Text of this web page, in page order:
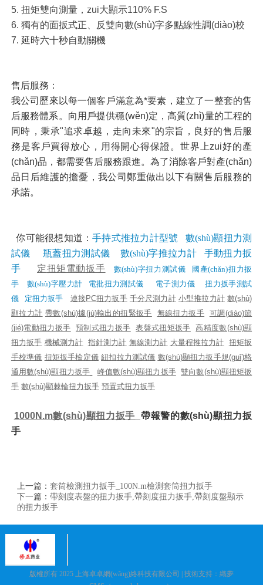
5. 扭矩雙向測量，zui大顯示110% F.S
6. 獨有的面扳式正、反雙向數(shù)字多點線性調(diào)校
7. 延時六十秒自動關機
售后服務：
我公司歷來以每一個客戶滿意為*要素，建立了一整套的售
后服務體系。向用戶提供穩(wěn)定，高質(zhì)量的工程的
同時，秉承"追求卓越，走向未來"的宗旨，良好的售后服
務是客戶買得放心，用得開心得保證。世界上zui好的產
(chǎn)品，都需要售后服務跟進。為了消除客戶對產(chǎn)
品日后維護的擔憂，我公司鄭重做出以下有關售后服務的
承諾。
你可能很想知道：手持式推拉力計型號
數(shù)顯扭力測
試儀
瓶蓋扭力測試儀 數(shù)字推拉力計
手動扭力扳
手
定扭矩電動扳手 數(shù)字扭力測試儀
國產(chǎn)扭力扳
手
數(shù)字壓力計 電批扭力測試儀 電子測力儀
扭力扳手測試
儀
定扭力扳手 連接PC扭力扳手 千分尺測力計 小型推拉力計 數(shù)
顯拉力計 帶數(shù)據(jù)輸出的扭緊扳手 無線扭力扳手 可調(diào)節
(jié)電動扭力扳手 預制式扭力扳手 表盤式扭矩扳手
高精度數(shù)顯
扭力扳手 機械測力計 指針測力計 無線測力計 大量程推拉力計 扭矩扳
手校準儀 扭矩扳手檢定儀 紐扣拉力測試儀 數(shù)顯扭力扳手規(guī)格
通用數(shù)顯扭力扳手
峰值數(shù)顯扭力扳手 雙向數(shù)顯扭矩扳
手 數(shù)顯棘輪扭力扳手 預置式扭力扳手
1000N.m數(shù)顯扭力扳手 _帶報警的數(shù)顯扭力扳
手
上一篇： 套筒檢測扭力扳手_100N.m檢測套筒扭力扳手
下一篇： 帶刻度表盤的扭力扳手,帶刻度扭力扳手,帶刻度盤顯示
的扭力扳手
版權所有 2025 上海卓卓網(wǎng)絡科技有限公司 | 技術支持：織夢